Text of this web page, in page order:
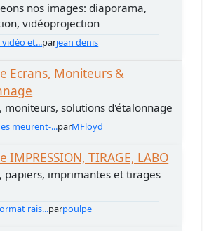
nos images: diaporama,
vidéoprojection
vidéo et...parjean denis
Ecrans, Moniteurs &
moniteurs, solutions d'étalonnage
meurent-...parMFloyd
IMPRESSION, TIRAGE, LABO
papiers, imprimantes et tirages
rais...parpoulpe